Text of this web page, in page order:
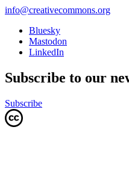
info@creativecommons.org
Bluesky
Mastodon
LinkedIn
Subscribe to our
Subscribe